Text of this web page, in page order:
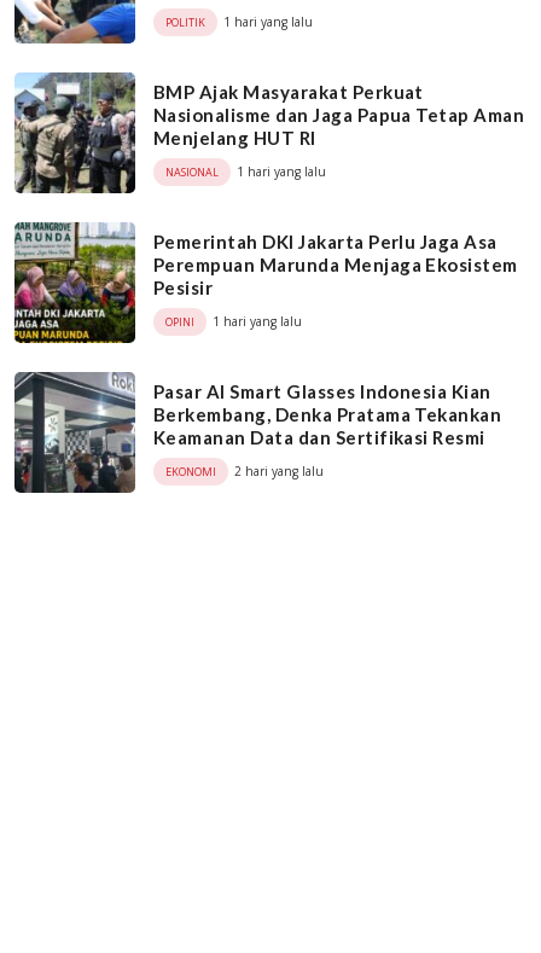
POLITIK 1 hari yang lalu
BMP Ajak Masyarakat Perkuat
Nasionalisme dan Jaga Papua Tetap Aman
Menjelang HUT RI
NASIONAL 1 hari yang lalu
Pemerintah DKI Jakarta Perlu Jaga Asa
Perempuan Marunda Menjaga Ekosistem
Pesisir
OPINI 1 hari yang lalu
Pasar AI Smart Glasses Indonesia Kian
Berkembang, Denka Pratama Tekankan
Keamanan Data dan Sertifikasi Resmi
EKONOMI 2 hari yang lalu